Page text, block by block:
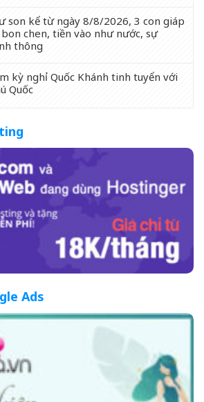
son kể từ ngày 8/8/2026, 3 con giáp
bon chen, tiền vào như nước, sự
thông
kỳ nghỉ Quốc Khánh tinh tuyển với
Quốc
Ads